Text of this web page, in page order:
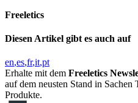
Freeletics
Diesen Artikel gibt es auch auf
en es fr it pt
Erhalte mit dem Freeletics
auf dem neusten Stand in
Produkte.